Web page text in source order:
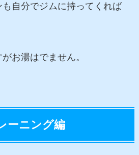
も自分でジムに持ってくれば
お湯はでません。
ーニング編